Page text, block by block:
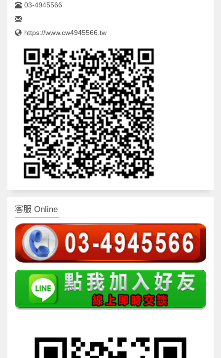
03-4945566
https://www.cw4945566.tw
客服 Online